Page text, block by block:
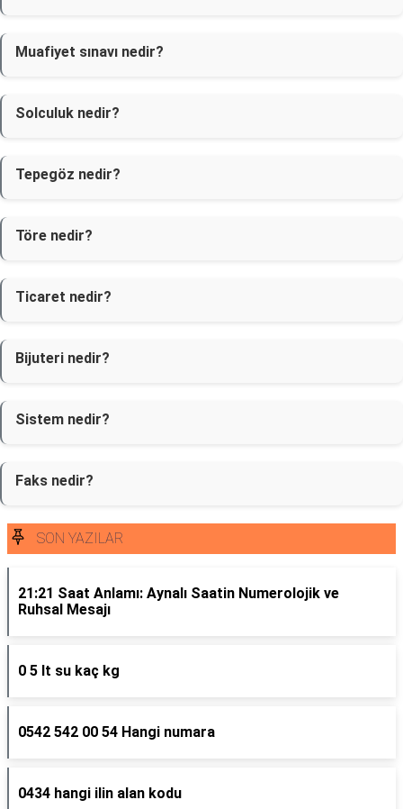
Muafiyet sınavı nedir?
Solculuk nedir?
Tepegöz nedir?
Töre nedir?
Ticaret nedir?
Bijuteri nedir?
Sistem nedir?
Faks nedir?
SON YAZILAR
21:21 Saat Anlamı: Aynalı Saatin Numerolojik ve
Ruhsal Mesajı
0 5 lt su kaç kg
0542 542 00 54 Hangi numara
0434 hangi ilin alan kodu